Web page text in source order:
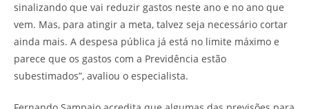
sinalizando que vai reduzir gastos neste ano e no ano que
vem. Mas, para atingir a meta, talvez seja necessário cortar
ainda mais. A despesa pública já está no limite máximo e
parece que os gastos com a Previdência estão
subestimados”, avaliou o especialista.